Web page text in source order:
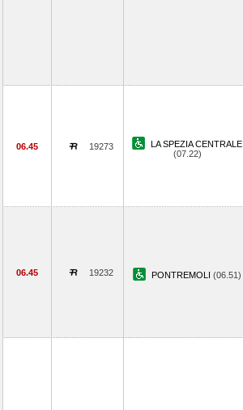
06.45 19273
LA SPEZIA CENTRALE
(07.22)
06.45 19232 PONTREMOLI (06.51)